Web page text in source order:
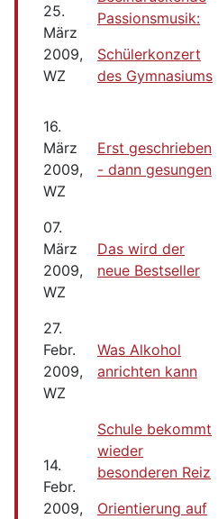
25.
März
2009,
WZ
Passionsmusik:
Schülerkonzert
des Gymnasiums
16.
März
2009,
WZ
Erst geschrieben
- dann gesungen
07.
März
2009,
WZ
Das wird der
neue Bestseller
27.
Febr.
2009,
WZ
Was Alkohol
anrichten kann
14.
Febr.
2009,
Schule bekommt
wieder
besonderen Reiz
Orientierung auf